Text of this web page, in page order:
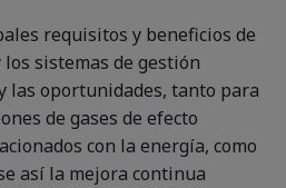
requisitos y beneficios de
los sistemas de gestión
las oportunidades, tanto para
de gases de efecto
con la energía, como
así la mejora continua